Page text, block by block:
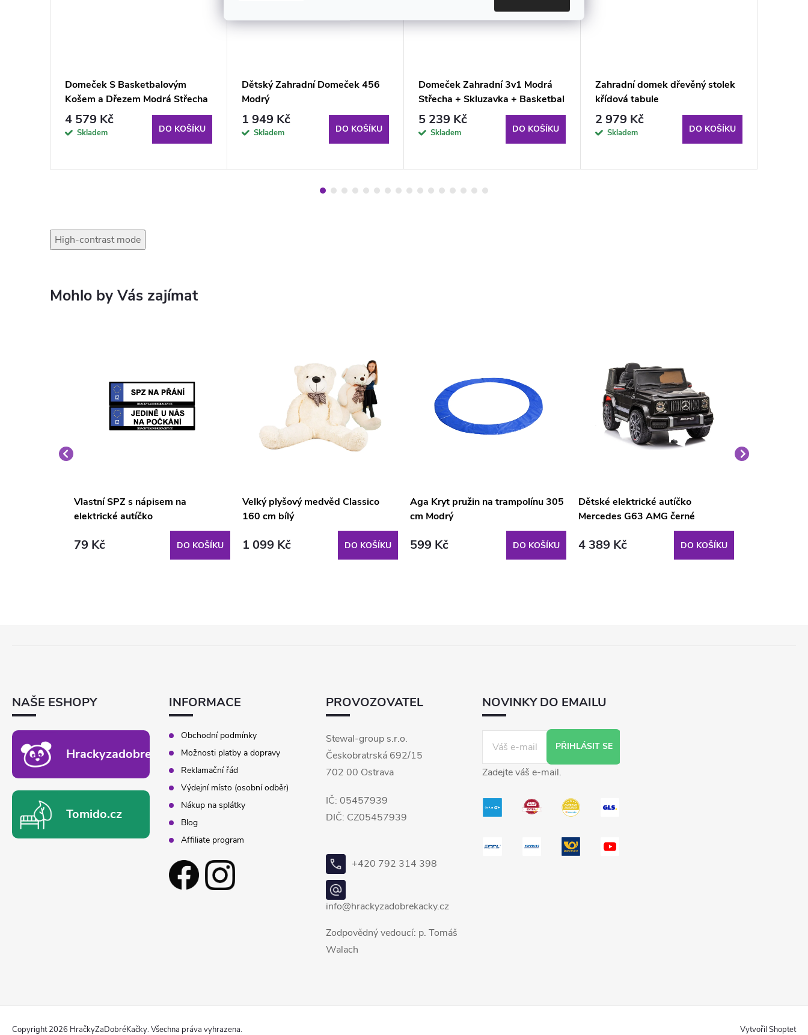
Domeček S Basketbalovým
Košem a Dřezem Modrá Střecha
4 579 Kč
Skladem DO KOŠÍKU
Dětský Zahradní Domeček 456
Modrý
1 949 Kč
Skladem DO KOŠÍKU
Domeček Zahradní 3v1 Modrá
Střecha + Skluzavka + Basketbal
pro děti
5 239 Kč
Skladem DO KOŠÍKU
Zahradní domek dřevěný stolek
křídová tabule
2 979 Kč
Skladem DO KOŠÍKU
High-contrast mode
Vlastní SPZ s nápisem na
elektrické autíčko
79 Kč DO KOŠÍKU
Velký plyšový medvěd Classico
160 cm bílý
1 099 Kč DO KOŠÍKU
Aga Kryt pružin na trampolínu 305
cm Modrý
599 Kč DO KOŠÍKU
Dětské elektrické autíčko
Mercedes G63 AMG černé
4 389 Kč DO KOŠÍKU
NAŠE ESHOPY
Hrackyzadobrekacky.cz
Tomido.cz
INFORMACE
Obchodní podmínky
Možnosti platby a dopravy
Reklamační řád
Výdejní místo (osobní odběr)
Nákup na splátky
Blog
Affiliate program
PROVOZOVATEL
Stewal-group s.r.o.
Českobratrská 692/15
702 00 Ostrava
IČ: 05457939
DIČ: CZ05457939
+420 792 314 398
info@hrackyzadobrekacky.cz
Zodpovědný vedoucí: p. Tomáš
Walach
NOVINKY DO EMAILU
PŘIHLÁSIT SE
Zadejte váš e-mail.
Vytvořil Shoptet
Copyright 2026 HračkyZaDobréKačky. Všechna práva vyhrazena.